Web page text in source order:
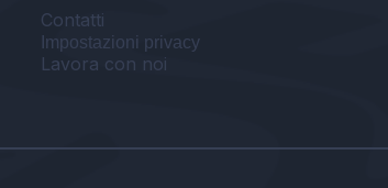
Contatti
Impostazioni privacy
Lavora con noi